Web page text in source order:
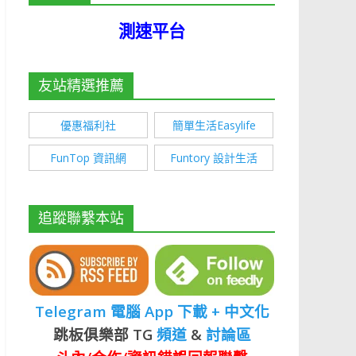
測速平台
友站精選推薦
優惠福利社 簡單生活Easylife
FunTop 資訊網 Funtory 設計生活
追蹤聯繫本站
Telegram 電腦 App 下載 + 中文化
跳板俱樂部 TG 頻道& 討論區